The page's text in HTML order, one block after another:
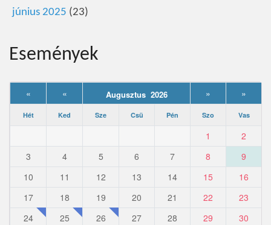
június 2025 (23)
Események
« « Augusztus 2026 » »
Hét Ked Sze Csü Pén Szo Vas
1
2
3
4 5 6 7 8
9
10
11 12 13 14 15
16
17
18 19 20 21 22
23
24
25 26 27 28 29
30